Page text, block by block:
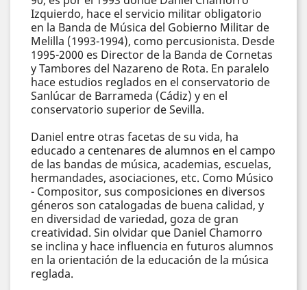
Izquierdo, hace el servicio militar obligatorio
en la Banda de Música del Gobierno Militar de
Melilla (1993-1994), como percusionista. Desde
1995-2000 es Director de la Banda de Cornetas
y Tambores del Nazareno de Rota. En paralelo
hace estudios reglados en el conservatorio de
Sanlúcar de Barrameda (Cádiz) y en el
conservatorio superior de Sevilla.
Daniel entre otras facetas de su vida, ha
educado a centenares de alumnos en el campo
de las bandas de música, academias, escuelas,
hermandades, asociaciones, etc. Como Músico
- Compositor, sus composiciones en diversos
géneros son catalogadas de buena calidad, y
en diversidad de variedad, goza de gran
creatividad. Sin olvidar que Daniel Chamorro
se inclina y hace influencia en futuros alumnos
en la orientación de la educación de la música
reglada.